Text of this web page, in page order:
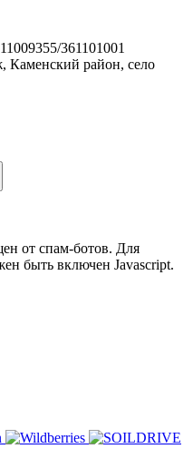
361101001
Каменский район, село
от спам-ботов. Для
быть включен Javascript.